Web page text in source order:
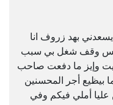
بهد زروف انا
بس وقف شغل بي سبب
وإيز ما دفعت صاحب
بيظيع أجر المحسنين
أملي فيكم وفي